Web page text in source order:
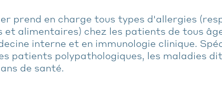
prend en charge tous types d'allergies
et alimentaires) chez les patients de tous
interne et en immunologie clinique.
patients polypathologiques, les maladies
de santé.